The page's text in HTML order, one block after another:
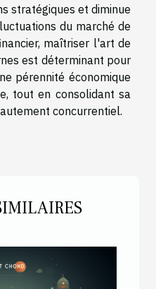
stratégiques et diminue
du marché de
maîtriser l'art de
est déterminant pour
pérennité économique
tout en consolidant sa
concurrentiel.